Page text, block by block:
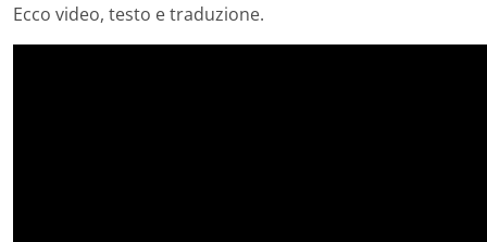
Ecco video, testo e traduzione.